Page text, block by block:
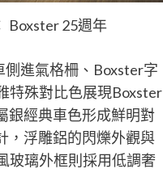
Boxster 25週年
進氣格柵、Boxster字
特殊對比色展現Boxster
銀經典車色形成鮮明對
，浮雕鋁的閃爍外觀與
玻璃外框則採用低調奢